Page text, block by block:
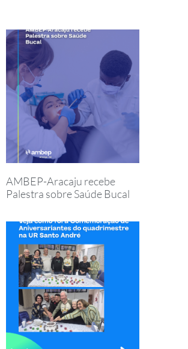
AMBEP-Aracaju recebe
Palestra sobre Saúde Bucal